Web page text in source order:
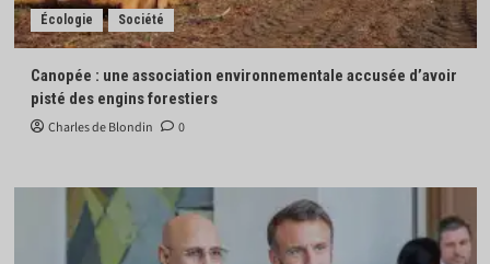
Écologie Société
Canopée : une association environnementale accusée d’avoir
pisté des engins forestiers
Charles de Blondin 0